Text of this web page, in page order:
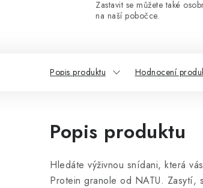
Zastavit se můžete také
na naší pobočce.
Popis produktu Hodnocení
Popis produktu
Hledáte výživnou snídani, která
Protein granole od NATU. Zasytí,